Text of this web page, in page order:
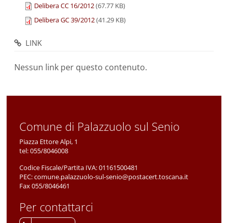
Delibera CC 16/2012(67.77 KB)
Delibera GC 39/2012(41.29 KB)
LINK
Nessun link per questo contenuto.
Comune di Palazzuolo sul Senio
Piazza Ettore Alpi, 1
tel:055/8046008
Codice Fiscale/Partita IVA:01161500481
PEC:comune.palazzuolo-sul-senio@postacert.toscana.it
Fax 055/8046461
Per contattarci